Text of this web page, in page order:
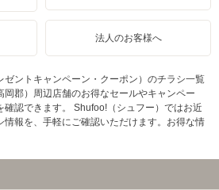
法人のお客様へ
ゼントキャンペーン・クーポン）のチラシ一覧
郡）周辺店舗のお得なセールやキャンペー
確認できます。 Shufoo!（シュフー）ではお近
情報を、手軽にご確認いただけます。お得な情